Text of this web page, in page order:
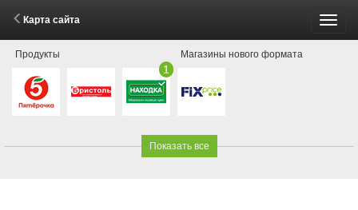
Карта сайта
Продукты
1
Магазины нового формата
Показать все